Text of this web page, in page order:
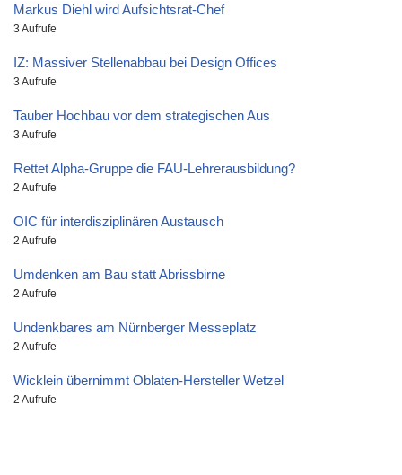
Markus Diehl wird Aufsichtsrat-Chef
3 Aufrufe
IZ: Massiver Stellenabbau bei Design Offices
3 Aufrufe
Tauber Hochbau vor dem strategischen Aus
3 Aufrufe
Rettet Alpha-Gruppe die FAU-Lehrerausbildung?
2 Aufrufe
OIC für interdisziplinären Austausch
2 Aufrufe
Umdenken am Bau statt Abrissbirne
2 Aufrufe
Undenkbares am Nürnberger Messeplatz
2 Aufrufe
Wicklein übernimmt Oblaten-Hersteller Wetzel
2 Aufrufe